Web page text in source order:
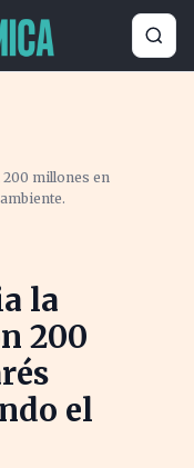
200 millones en
la
200
el